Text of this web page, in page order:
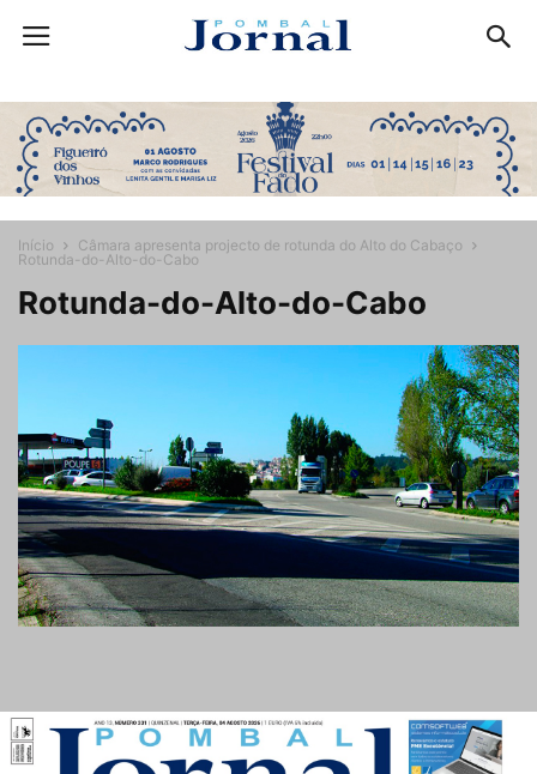
Início
Câmara apresenta projecto de rotunda do Alto do Cabaço
Rotunda-do-Alto-do-Cabo
Rotunda-do-Alto-do-Cabo